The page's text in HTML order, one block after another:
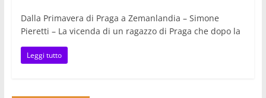
Dalla Primavera di Praga a Zemanlandia – Simone
Pieretti – La vicenda di un ragazzo di Praga che dopo la
Leggi tutto